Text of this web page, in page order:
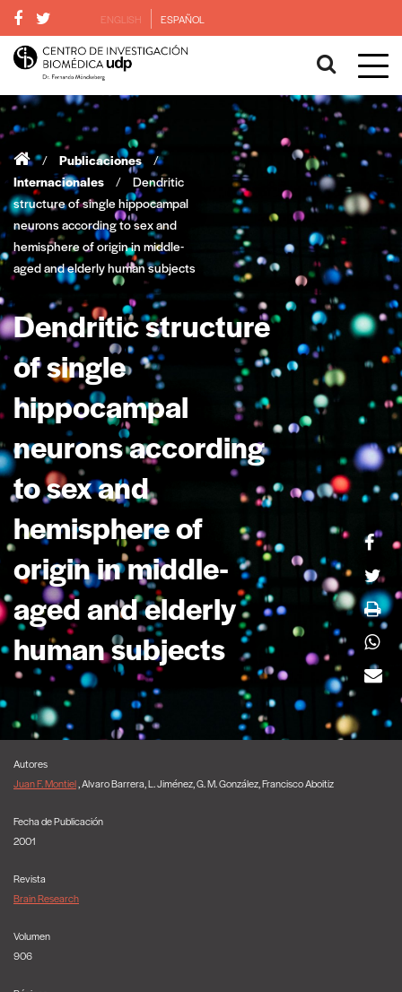
ENGLISH ESPAÑOL
/ Publicaciones
/
Internacionales
/
Dendritic
structure of single hippocampal
neurons according to sex and
hemisphere of origin in middle-
aged and elderly human subjects
Dendritic structure
of single
hippocampal
neurons according
to sex and
hemisphere of
origin in middle-
aged and elderly
human subjects
Autores
Juan F. Montiel , Alvaro Barrera, L. Jiménez, G. M. González, Francisco Aboitiz
Fecha de Publicación
2001
Revista
Brain Research
Volumen
906